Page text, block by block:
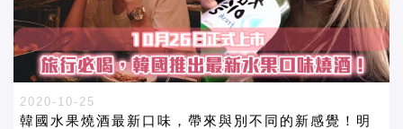
2020-10-25
韓國水果燒酒最新口味，帶來與別不同的新感覺！明